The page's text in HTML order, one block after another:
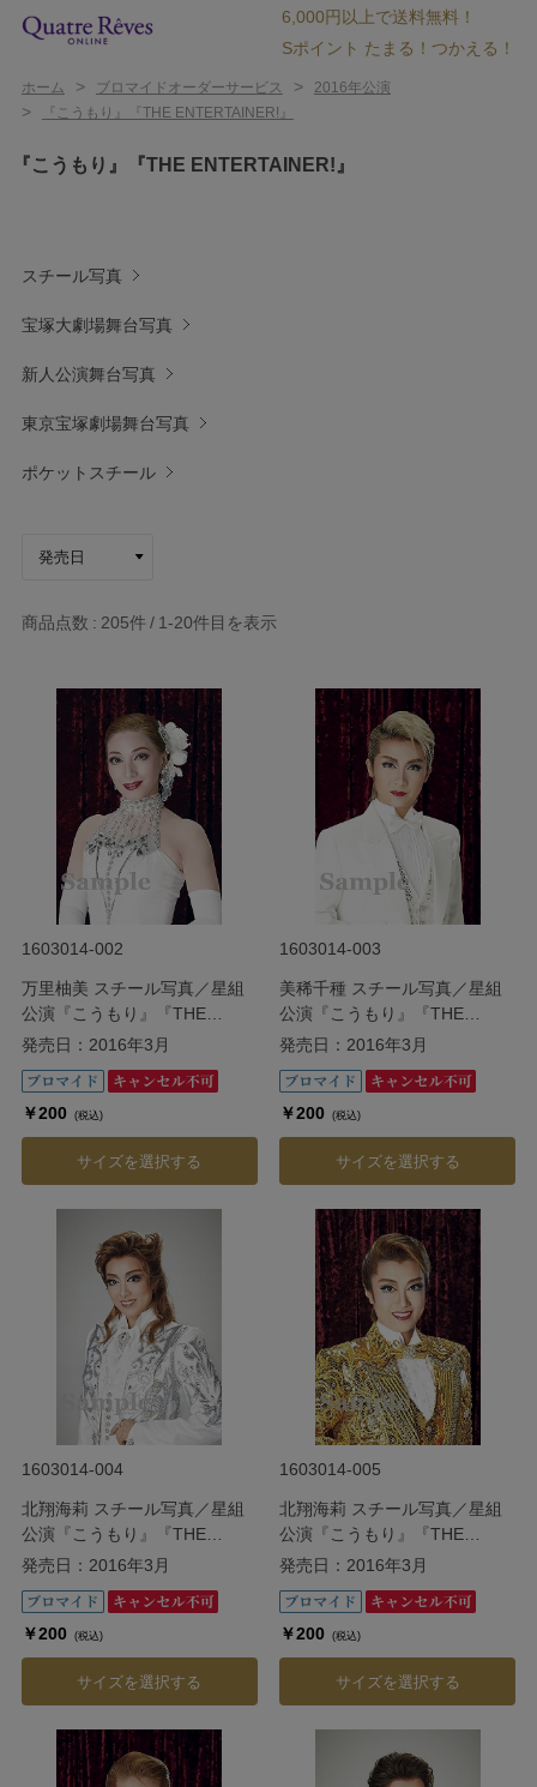
6,000円以上で送料無料！
Sポイント たまる！つかえる！
ホーム > ブロマイドオーダーサービス > 2016年公演
> 『こうもり』『THE ENTERTAINER!』
『こうもり』『THE ENTERTAINER!』
スチール写真
宝塚大劇場舞台写真
新人公演舞台写真
東京宝塚劇場舞台写真
ポケットスチール
商品点数 205件 1-20件目を表示
1603014-002
万里柚美 スチール写真／星組
公演『こうもり』『THE
ENTERTAINER!』
発売日：2016年3月
￥200 (税込)
サイズを選択する
1603014-003
美稀千種 スチール写真／星組
公演『こうもり』『THE
ENTERTAINER!』
発売日：2016年3月
￥200 (税込)
サイズを選択する
1603014-004
北翔海莉 スチール写真／星組
公演『こうもり』『THE
ENTERTAINER!』
発売日：2016年3月
￥200 (税込)
サイズを選択する
1603014-005
北翔海莉 スチール写真／星組
公演『こうもり』『THE
ENTERTAINER!』
発売日：2016年3月
￥200 (税込)
サイズを選択する